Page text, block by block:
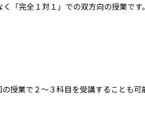
「完全１対１」での双方向の授業で
授業で２～３科目を受講することも